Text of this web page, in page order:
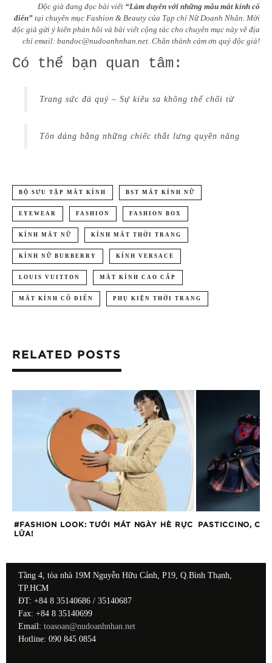
Độc giả đang đọc bài viết “Làm duyên với những mẫu mắt kính cổ
điển” tại chuyên mục Fashion & Beauty của Tạp chí Nữ Doanh Nhân. Mời
độc giả gửi ý kiến phản hồi và bài viết cộng tác cho chuyên mục này về địa
chỉ email: bandoc@nudoanhnhan.net. Chân thành cảm ơn quý độc giả!
Có thể bạn quan tâm:
Trang sức đá quý – Sự kiêu sa không thể chối từ
Tôn dáng bằng những chiếc thắt lưng quyền năng
BỘ SƯU TẬP MẮT KÍNH BST MẮT KÍNH NỮ
EYEWEAR FASHION FASHION BOX
KÍNH MẮT NỮ KÍNH MẮT THỜI TRANG
KÍNH NỮ BURBERRY KÍNH VERSACE
LOUIS VUITTON MẮT KÍNH CAO CẤP
MẮT KÍNH CỔ ĐIỂN PHỤ KIỆN THỜI TRANG
RELATED POSTS
#FASHION LOOK: TƯỚI MÁT NGÀY HÈ RỰC
LỬA!
PASTICCINO,
Tầng 4, tòa nhà 19M Nguyễn Hữu Cảnh, P19, Q.Bình Thạnh,
TP.HCM
ĐT: +84 8 35140686 / 35140687
Fax: +84 8 35140699
Email: toasoan@nudoanhnhan.net
Hotline: 090 845 0854